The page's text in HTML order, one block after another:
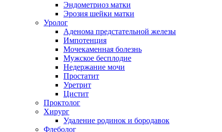
Эндометриоз матки
Эрозия шейки матки
Уролог
Аденома предстательной железы
Импотенция
Мочекаменная болезнь
Мужское бесплодие
Недержание мочи
Простатит
Уретрит
Цистит
Проктолог
Хирург
Удаление родинок и бородавок
Флеболог